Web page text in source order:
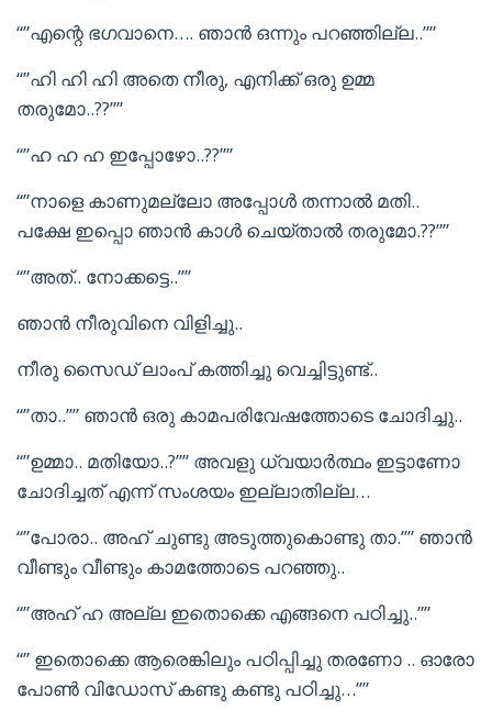
“”എന്റെ ഭഗവാനെ…. ഞാൻ ഒന്നും പറഞ്ഞില്ല..””
“”ഹി ഹി ഹി അതെ നീരു, എനിക്ക് ഒരു ഉമ്മ
തരുമോ..??””
“”ഹ ഹ ഹ ഇപ്പോഴോ..??””
“”നാളെ കാണുമല്ലോ അപ്പോൾ തന്നാൽ മതി..
പക്ഷേ ഇപ്പൊ ഞാൻ കാൾ ചെയ്താൽ തരുമോ.??””
“”അത്.. നോക്കട്ടെ..””
ഞാൻ നീരുവിനെ വിളിച്ചു..
നീരു സൈഡ് ലാംപ് കത്തിച്ചു വെച്ചിട്ടുണ്ട്..
“”താ..”” ഞാൻ ഒരു കാമപരിവേഷത്തോടെ ചോദിച്ചു..
“”ഉമ്മാ.. മതിയോ..?”” അവളു ധ്വയാർത്ഥം ഇട്ടാണോ
ചോദിച്ചത് എന്ന് സംശയം ഇല്ലാതില്ല…
“”പോരാ.. അഹ് ചുണ്ടു അടുത്തുകൊണ്ടു താ.”” ഞാൻ
വീണ്ടും വീണ്ടും കാമത്തോടെ പറഞ്ഞു..
“”അഹ് ഹ അല്ല ഇതൊക്കെ എങ്ങനെ പഠിച്ചു..””
“” ഇതൊക്കെ ആരെങ്കിലും പഠിപ്പിച്ചു തരണോ .. ഓരോ
പോൺ വിഡോസ് കണ്ടു കണ്ടു പഠിച്ചു…””